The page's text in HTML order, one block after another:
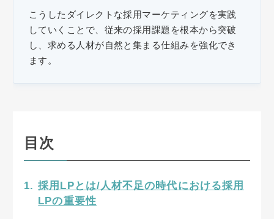
こうしたダイレクトな採用マーケティングを実践
していくことで、従来の採用課題を根本から突破
し、求める人材が自然と集まる仕組みを強化でき
ます。
目次
採用LPとは/人材不足の時代における採用
LPの重要性